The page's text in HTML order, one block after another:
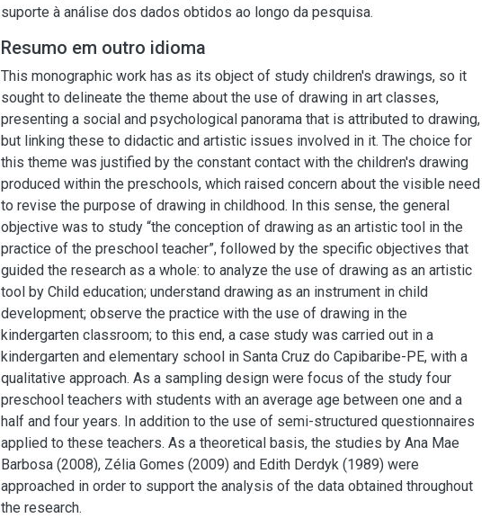
suporte à análise dos dados obtidos ao longo da pesquisa.
Resumo em outro idioma
This monographic work has as its object of study children's drawings, so it
sought to delineate the theme about the use of drawing in art classes,
presenting a social and psychological panorama that is attributed to drawing,
but linking these to didactic and artistic issues involved in it. The choice for
this theme was justified by the constant contact with the children's drawing
produced within the preschools, which raised concern about the visible need
to revise the purpose of drawing in childhood. In this sense, the general
objective was to study “the conception of drawing as an artistic tool in the
practice of the preschool teacher”, followed by the specific objectives that
guided the research as a whole: to analyze the use of drawing as an artistic
tool by Child education; understand drawing as an instrument in child
development; observe the practice with the use of drawing in the
kindergarten classroom; to this end, a case study was carried out in a
kindergarten and elementary school in Santa Cruz do Capibaribe-PE, with a
qualitative approach. As a sampling design were focus of the study four
preschool teachers with students with an average age between one and a
half and four years. In addition to the use of semi-structured questionnaires
applied to these teachers. As a theoretical basis, the studies by Ana Mae
Barbosa (2008), Zélia Gomes (2009) and Edith Derdyk (1989) were
approached in order to support the analysis of the data obtained throughout
the research.